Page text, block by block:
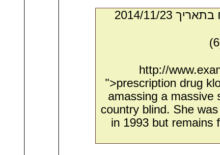
- מאת:‏ Ricky*. ‏ נשלח בתאריך ‏23/‏11/‏2014
http://
">prescription drug
amassing a massive
country blind. She
in 1993 but remains